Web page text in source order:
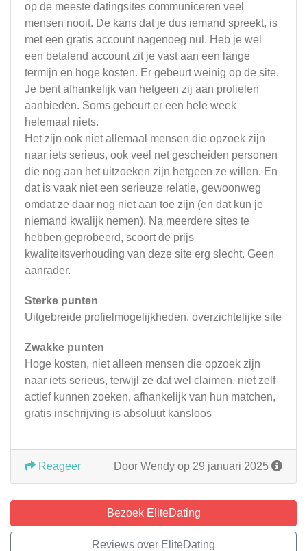
op de meeste datingsites communiceren veel
mensen nooit. De kans dat je dus iemand spreekt, is
met een gratis account nagenoeg nul. Heb je wel
een betalend account zit je vast aan een lange
termijn en hoge kosten. Er gebeurt weinig op de site.
Je bent afhankelijk van hetgeen zij aan profielen
aanbieden. Soms gebeurt er een hele week
helemaal niets.
Het zijn ook niet allemaal mensen die opzoek zijn
naar iets serieus, ook veel net gescheiden personen
die nog aan het uitzoeken zijn hetgeen ze willen. En
dat is vaak niet een serieuze relatie, gewoonweg
omdat ze daar nog niet aan toe zijn (en dat kun je
niemand kwalijk nemen). Na meerdere sites te
hebben geprobeerd, scoort de prijs
kwaliteitsverhouding van deze site erg slecht. Geen
aanrader.
Sterke punten
Uitgebreide profielmogelijkheden, overzichtelijke site
Zwakke punten
Hoge kosten, niet alleen mensen die opzoek zijn
naar iets serieus, terwijl ze dat wel claimen, niet zelf
actief kunnen zoeken, afhankelijk van hun matchen,
gratis inschrijving is absoluut kansloos
Door Wendy op 29 januari 2025
Reageer
Bezoek EliteDating
Reviews over EliteDating